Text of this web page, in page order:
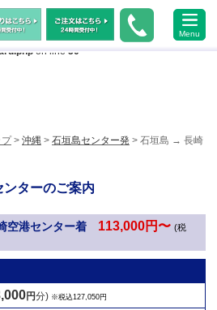
key "HTTP_ACCEPT_LANGUAGE" in
wp-content/themes/ytk2018/header-
on line50
Menu
> 沖縄 > 石垣島センター発 > 石垣島 → 長崎
ンターのご案内
空港センター着 113,000円〜 (税
円分) ※税込127,050円